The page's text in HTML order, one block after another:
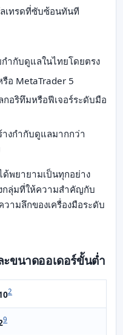
ลเทรดที่ซับซ้อนทันที
ำกับดูแลในไทยโดยตรง
อ MetaTrader 5
กอริทึมหรือฟีเจอร์ระดับมือ
งกำกับดูแลมากกว่า
พยายามเป็นทุกอย่าง
กลุ่มที่ให้ความสำคัญกับ
ามลึกของเครื่องมือระดับ
ขนาดออเดอร์ขั้นต่ำ
2
9